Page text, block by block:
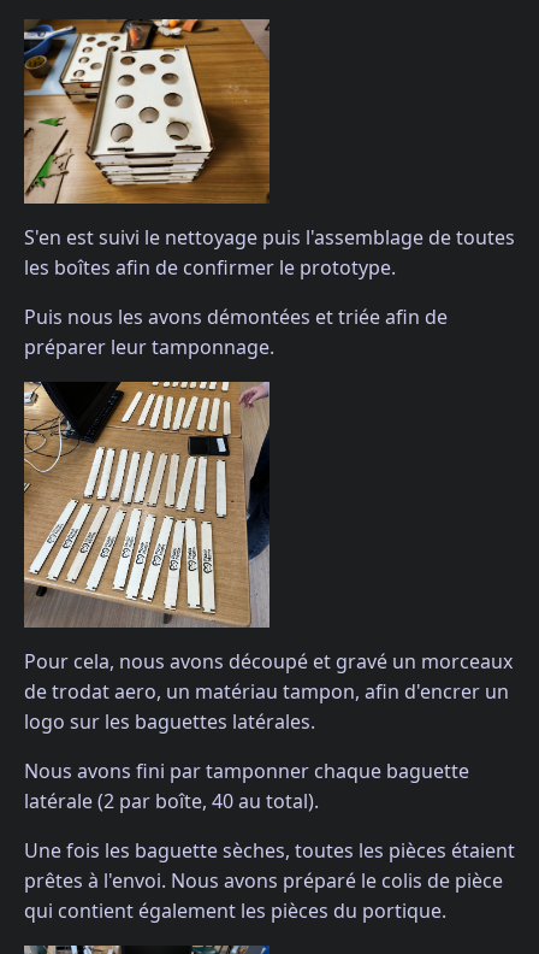
S'en est suivi le nettoyage puis l'assemblage de toutes
les boîtes afin de confirmer le prototype.
Puis nous les avons démontées et triée afin de
préparer leur tamponnage.
Pour cela, nous avons découpé et gravé un morceaux
de trodat aero, un matériau tampon, afin d'encrer un
logo sur les baguettes latérales.
Nous avons fini par tamponner chaque baguette
latérale (2 par boîte, 40 au total).
Une fois les baguette sèches, toutes les pièces étaient
prêtes à l'envoi. Nous avons préparé le colis de pièce
qui contient également les pièces du portique.